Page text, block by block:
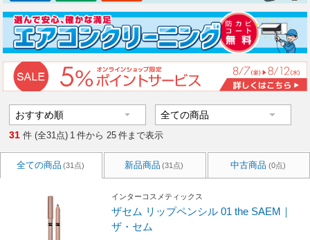
31 件 (全31点) 1 件から 25 件まで表示
全ての商品 (31点) 新品商品 (31点) 中古商品 (0点)
インターコスメティックス
ザセム リップペンシル 01 the SAEM｜
ザ・セム